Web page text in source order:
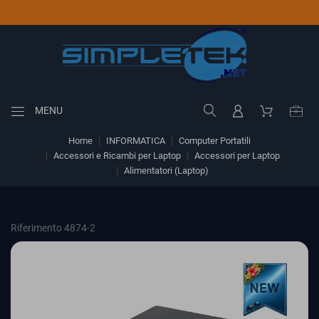
MENU
Home INFORMATICA
Computer Portatili
Accessori e Ricambi per Laptop
Accessori per Laptop
Alimentatori (Laptop)
Riferimento 4874-2